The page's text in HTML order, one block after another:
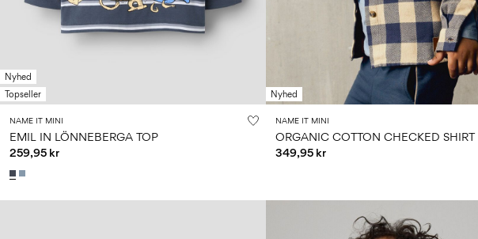
Nyhed
Topseller
NAME IT MINI
EMIL IN LÖNNEBERGA TOP
259,95 kr
Nyhed
NAME IT MINI
ORGANIC COTTON CHECKED SHIRT
349,95 kr